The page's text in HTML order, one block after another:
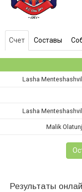
Счет Составы
Lasha
Lasha
Malik
Результаты